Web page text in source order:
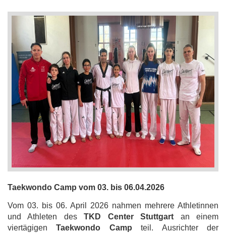
Taekwondo Camp vom 03. bis 06.04.2026
Vom 03. bis 06. April 2026 nahmen mehrere Athletinnen
und Athleten desTKD Center Stuttgart an einem
viertägigenTaekwondo Camp teil. Ausrichter der